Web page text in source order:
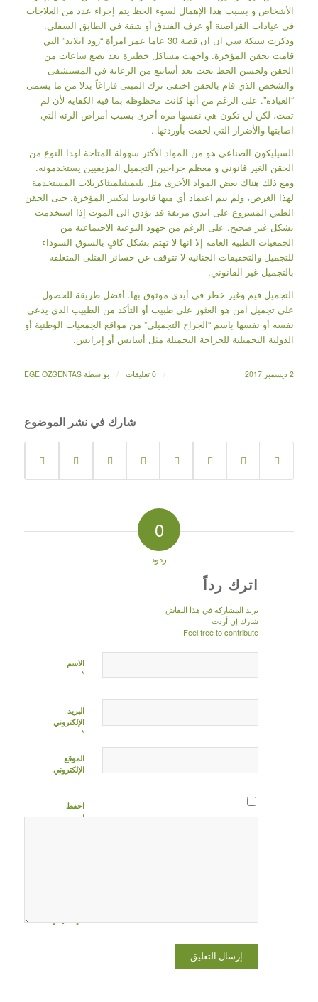
الأشخاص و بسبب هذا الإهمال لسوء الحظ يتم إجراء عدد من العلاجات
في عيادات القراصنة أو غرف الفندق أو شقة في الطابق السفلي.
وذكرت شبكة سي ان ان قصة 30 عاما عمر امرأة “رود ايلاند” التي
قامت بحقن المؤخرة. واجهت مشاكل خطيرة بعد بضع ساعات من
الحقن ولحسن الحظ نجت بعد أسابيع من الرعاية في المستشفى
والشخص الذي قام بالحقن اختفى ترك المبنى فاراغاً بدلا من ما يسمى
“العيادة”. على الرغم من أنها كانت محظوظة بما فيه الكفاية لأن لم
تمت، لكن لن تكون هي نفسها مرة أخرى بسبب أمراض الرئة التي
اصابتها والأضرار التي لحقت بأوردتها .
السيليكون الصناعي هو من المواد الأكثر سهولة المتاحة لهذا النوع من
الحقن الغير قانوني و معظم جراحين التجميل المزيفيين يستخدمونه.
ومع ذلك هناك بعض المواد الأخرى مثل بليميثيلميثاكريلات المستخدمة
لهذا الغرض، ولم يتم اعتماد أي منها قانونيا لتكبير المؤخرة. حتى الحقن
الطبي المشروع على ايدي مزيفة قد تؤدي الى الموت إذا استخدمت
بشكل غير صحيح. على الرغم من جهود التوعية الاجتماعية من
الجمعيات الطبية العامة إلا انها لا تهتم بشكل كافٍ بالسوق السوداء
للتجميل والتحقيقات الجنائية لا تتوقف عن خسائر القتلى المتعلقة
بالتجميل غير القانوني.
التجميل قيم وغير خطر في أيدي موثوق بها. أفضل طريقة للحصول
على تجميل آمن هو العثور على طبيب أو التأكد من الطبيب الذي يدعي
نفسه أو نفسها باسم “الجراح التجميلي” من مواقع الجمعيات الوطنية أو
الدولية التجميلية للجراحة التجميلة مثل أسابس أو إيزابس.
2 ديسمبر 2017 / 0 تعليقات / بواسطةEGE OZGENTAS
شارك في نشر الموضوع
0
ردود
اترك رداً
تريد المشاركة في هذا النقاش
شارك إن أردت
Feel free to contribute!
الاسم
*
البريد
الإلكتروني
*
الموقع
الإلكتروني
احفظ
اسمي،